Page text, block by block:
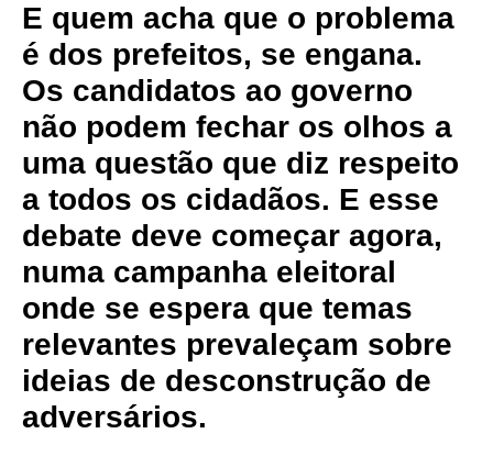
E quem acha que o problema
é dos prefeitos, se engana.
Os candidatos ao governo
não podem fechar os olhos a
uma questão que diz respeito
a todos os cidadãos. E esse
debate deve começar agora,
numa campanha eleitoral
onde se espera que temas
relevantes prevaleçam sobre
ideias de desconstrução de
adversários.